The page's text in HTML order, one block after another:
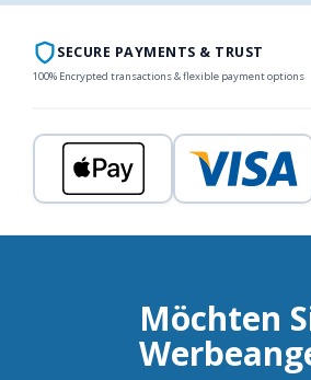
SECURE PAYMENTS & TRUST
100% Encrypted transactions & flexible payment options
Möchten